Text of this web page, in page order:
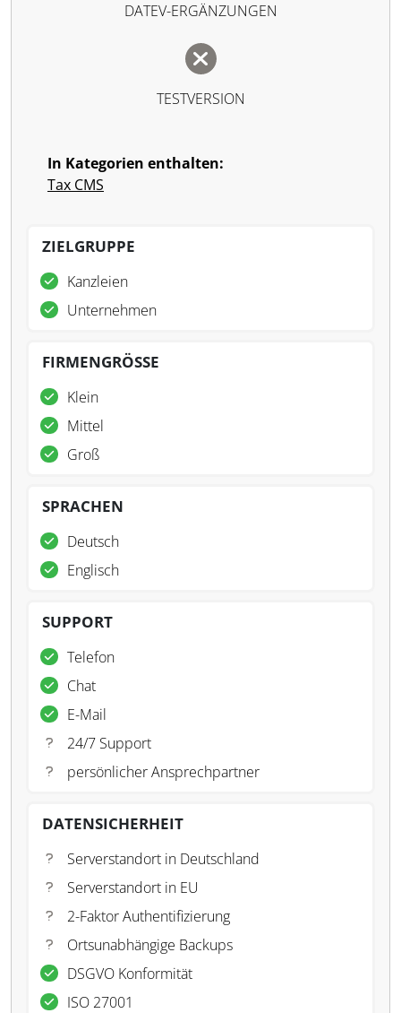
DATEV-ERGÄNZUNGEN
TESTVERSION
In Kategorien enthalten:
Tax CMS
ZIELGRUPPE
Kanzleien
Unternehmen
FIRMENGRÖSSE
Klein
Mittel
Groß
SPRACHEN
Deutsch
Englisch
SUPPORT
Telefon
Chat
E-Mail
24/7 Support
persönlicher Ansprechpartner
DATENSICHERHEIT
Serverstandort in Deutschland
Serverstandort in EU
2-Faktor Authentifizierung
Ortsunabhängige Backups
DSGVO Konformität
ISO 27001